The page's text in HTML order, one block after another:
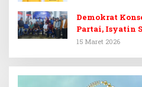
Demokrat
Partai, Isyatin
Kembalikan
15 Maret 2026